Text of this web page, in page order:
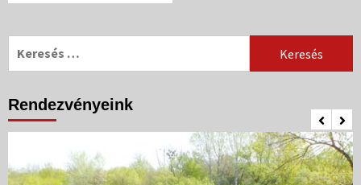
Keresés:
Rendezvényeink